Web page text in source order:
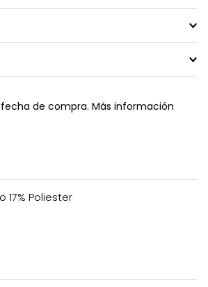
de compra. Más información
17% Poliester